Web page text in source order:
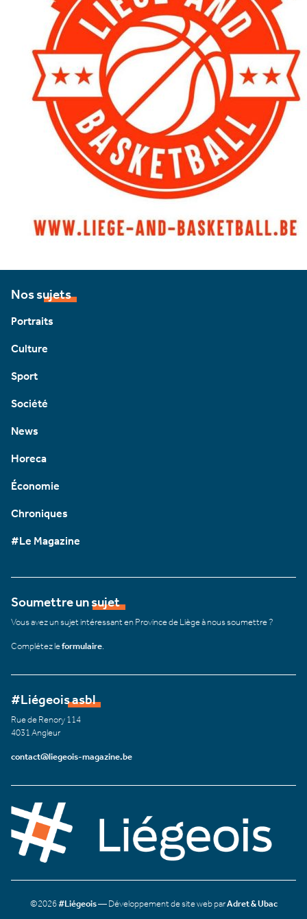
Nos sujets
Portraits
Culture
Sport
Société
News
Horeca
Économie
Chroniques
#Le Magazine
Soumettre un sujet
Vous avez un sujet intéressant en Province de Liège à nous soumettre ?
Complétez leformulaire
#Liégeois asbl
Rue de Renory 114
4031 Angleur
contact@liegeois-magazine.be
©2026#Liégeois— Développement de site web parAdret & Ubac